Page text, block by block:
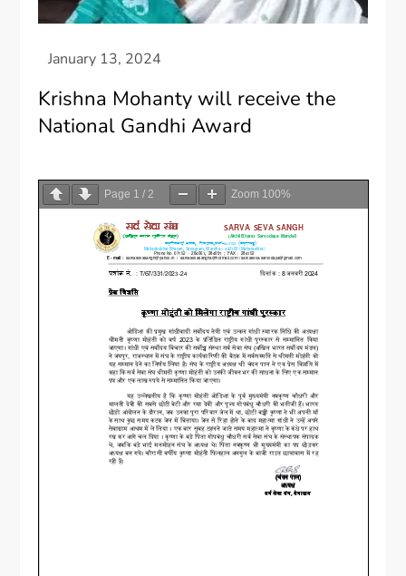
Krishna Mohanty will receive the
National Gandhi Award
Page 1 / 2 Zoom 100%